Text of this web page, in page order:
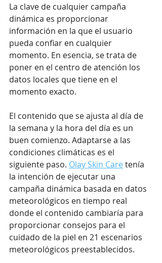
La clave de cualquier campaña
dinámica es proporcionar
información en la que el usuario
pueda confiar en cualquier
momento. En esencia, se trata de
poner en el centro de atención los
datos locales que tiene en el
momento exacto.
El contenido que se ajusta al día de
la semana y la hora del día es un
buen comienzo. Adaptarse a las
condiciones climáticas es el
siguiente paso. Olay Skin Care tenía
la intención de ejecutar una
campaña dinámica basada en datos
meteorológicos en tiempo real
donde el contenido cambiaría para
proporcionar consejos para el
cuidado de la piel en 21 escenarios
meteorológicos preestablecidos.